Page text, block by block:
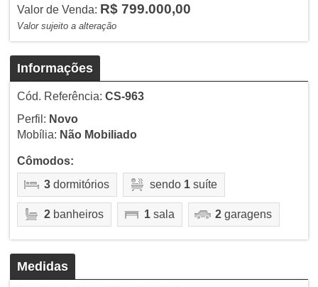
Valor de Venda: R$ 799.000,00
Valor sujeito a alteração
Informações
Cód. Referência: CS-963
Perfil: Novo
Mobília: Não Mobiliado
Cômodos:
3dormitórios sendo 1suíte
2banheiros 1sala 2garagens
Medidas